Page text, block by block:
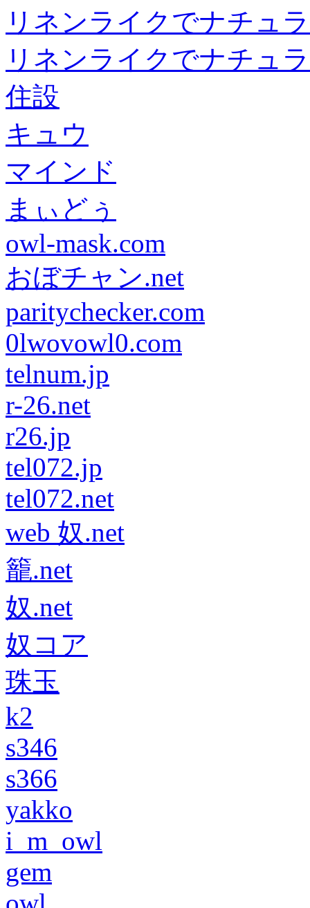
リネンライクでナチュ
リネンライクでナチュ
住設
キュウ
マインド
まぃどぅ
owl-mask.com
おぼチャン.net
paritychecker.com
0lwovowl0.com
telnum.jp
r-26.net
r26.jp
tel072.jp
tel072.net
web 奴.net
籠.net
奴.net
奴コア
珠玉
k2
s346
s366
yakko
i_m_owl
gem